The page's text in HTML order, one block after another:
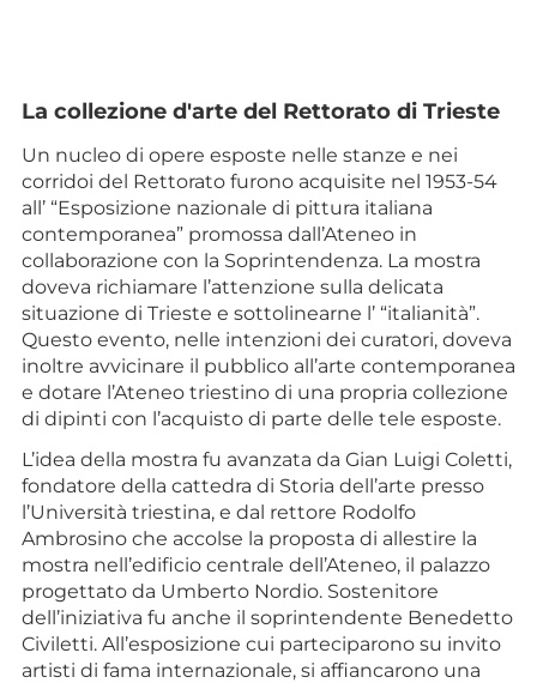
La collezione d'arte del Rettorato di Trieste
Un nucleo di opere esposte nelle stanze e nei
corridoi del Rettorato furono acquisite nel 1953-54
all’ “Esposizione nazionale di pittura italiana
contemporanea” promossa dall’Ateneo in
collaborazione con la Soprintendenza. La mostra
doveva richiamare l’attenzione sulla delicata
situazione di Trieste e sottolinearne l’ “italianità”.
Questo evento, nelle intenzioni dei curatori, doveva
inoltre avvicinare il pubblico all’arte contemporanea
e dotare l’Ateneo triestino di una propria collezione
di dipinti con l’acquisto di parte delle tele esposte.
L’idea della mostra fu avanzata da Gian Luigi Coletti,
fondatore della cattedra di Storia dell’arte presso
l’Università triestina, e dal rettore Rodolfo
Ambrosino che accolse la proposta di allestire la
mostra nell’edificio centrale dell’Ateneo, il palazzo
progettato da Umberto Nordio. Sostenitore
dell’iniziativa fu anche il soprintendente Benedetto
Civiletti. All’esposizione cui parteciparono su invito
artisti di fama internazionale, si affiancarono una